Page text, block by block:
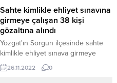
Sahte kimlikle ehliyet sınavına
girmeye çalışan 38 kişi
gözaltına alındı
Yozgat'ın Sorgun ilçesinde sahte
kimlikle ehliyet sınava girmeye
çalışan 38 kişi gözaltına alındı. Bir
kişi ise okulun 2. katındaki
26.11.2022 0